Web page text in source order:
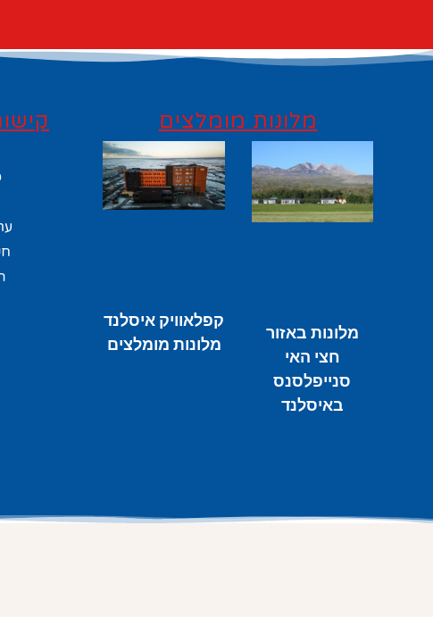
מלונות מומלצים
מלונות באזור
חצי האי
סנייפלסנס
באיסלנד
קפלאוויק איסלנד
מלונות מומלצים